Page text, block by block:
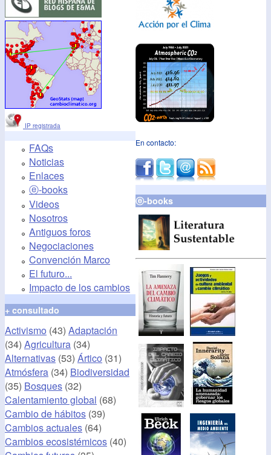
IP registrada
FAQs
Noticias
Enlaces
ⓔ-books
Videos
Nosotros
Antiguos foros
Negociaciones
Convención Marco
El futuro...
Impacto de los cambios
+ consultado
Activismo (43) Adaptación
(34) Agricultura (34)
Alternativas (53) Ártico (31)
Atmósfera (34) Biodiversidad
(35) Bosques (32)
Calentamiento global (68)
Cambio de hábitos (39)
Cambios actuales (64)
Cambios ecosistémicos (40)
En contacto:
ⓔ-books